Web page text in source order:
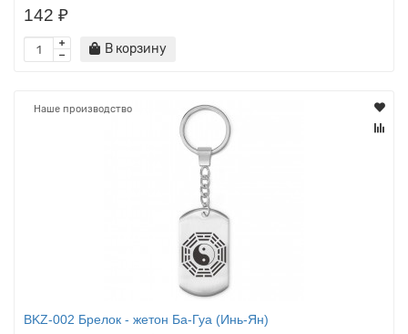
142 ₽
В корзину
Наше производство
BKZ-002 Брелок - жетон Ба-Гуа (Инь-Ян)